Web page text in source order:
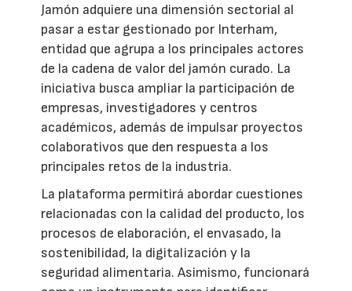
Jamón adquiere una dimensión sectorial al
pasar a estar gestionado por Interham,
entidad que agrupa a los principales actores
de la cadena de valor del jamón curado. La
iniciativa busca ampliar la participación de
empresas, investigadores y centros
académicos, además de impulsar proyectos
colaborativos que den respuesta a los
principales retos de la industria.
La plataforma permitirá abordar cuestiones
relacionadas con la calidad del producto, los
procesos de elaboración, el envasado, la
sostenibilidad, la digitalización y la
seguridad alimentaria. Asimismo, funcionará